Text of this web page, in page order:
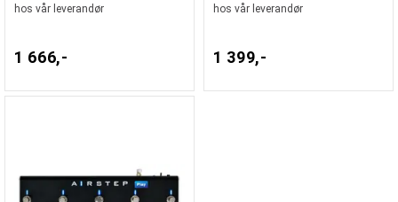
hos vår leverandør
1 666,-
hos vår leverandør
1 399,-